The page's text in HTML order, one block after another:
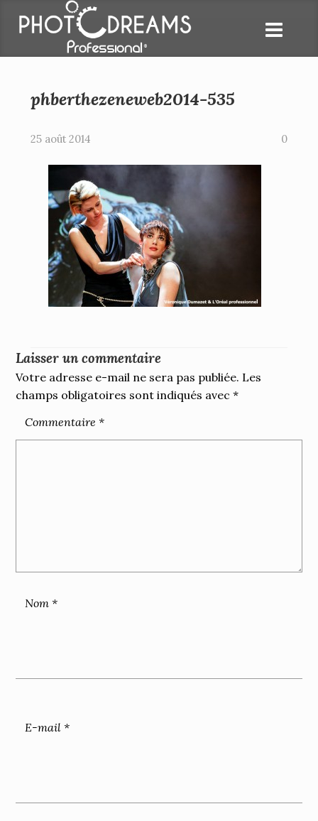
phberthezeneweb2014-535
25 août 2014 0
Laisser un commentaire
Votre adresse e-mail ne sera pas publiée. Les
champs obligatoires sont indiqués avec*
Commentaire *
Nom *
E-mail *